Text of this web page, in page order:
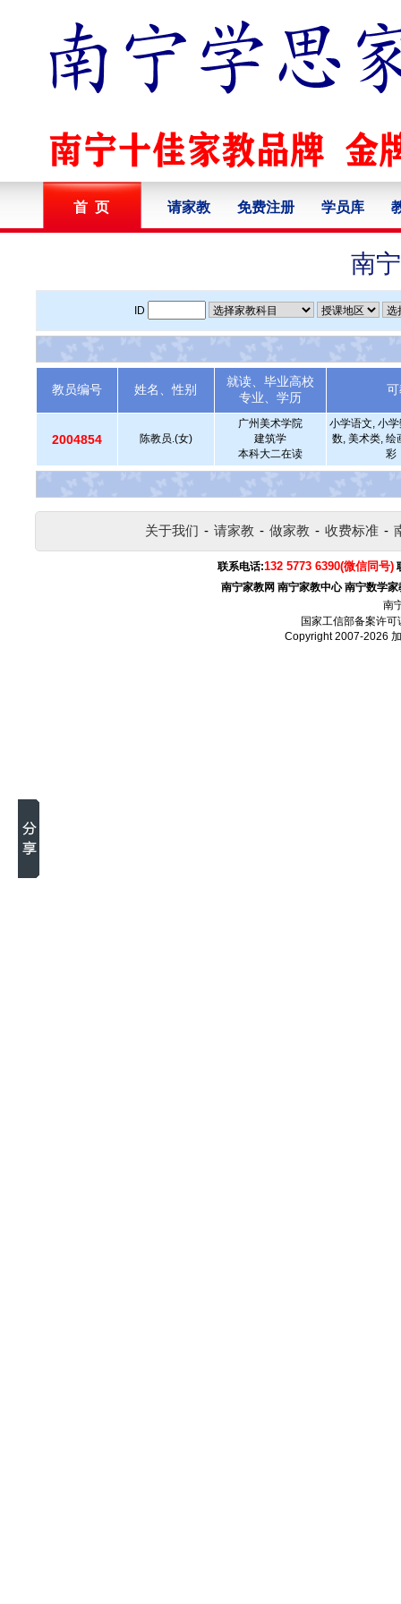
首 页 请家教 免费注册 学员库
南
ID
教员编号 姓名、性别
就读、毕业高校
专业、学历
2004854 陈教员.(女)
广州美术学院
建筑学
本科大二在读
小学语文, 小
数, 美术类, 绘
彩
关于我们 - 请家教 - 做家教 - 收费标准 -
联系电话:132 5773 6390(微信同号)
南宁家教网 南宁家教中心 南宁数学家
南
国家工信部备案许可
Copyright 2007-2026